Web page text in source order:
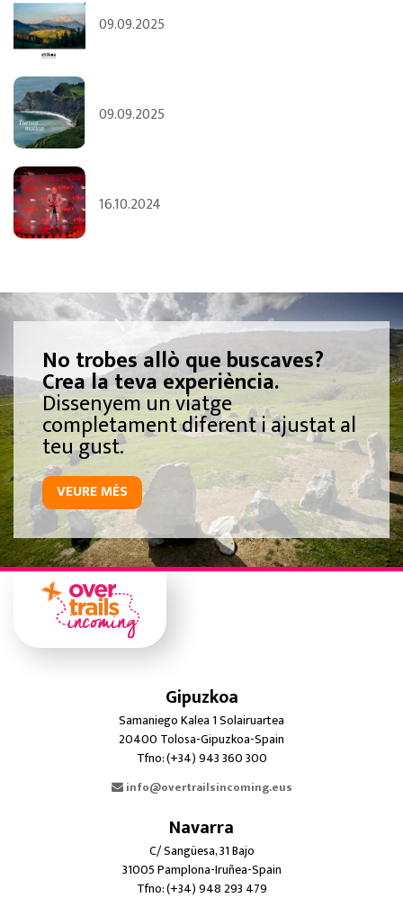
09.09.2025
09.09.2025
16.10.2024
No trobes allò que buscaves?
Crea la teva experiència.
Dissenyem un viatge
completament diferent i ajustat al
teu gust.
VEURE MÉS
Gipuzkoa
Samaniego Kalea 1 Solairuartea
20400 Tolosa-Gipuzkoa-Spain
Tfno: (+34) 943 360 300
info@overtrailsincoming.eus
Navarra
C/ Sangüesa, 31 Bajo
31005 Pamplona-Iruñea-Spain
Tfno: (+34) 948 293 479